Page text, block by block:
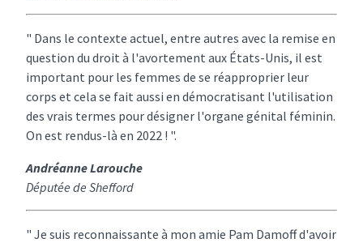
" Dans le contexte actuel, entre autres avec la remise en
question du droit à l'avortement aux États-Unis, il est
important pour les femmes de se réapproprier leur
corps et cela se fait aussi en démocratisant l'utilisation
des vrais termes pour désigner l'organe génital féminin.
On est rendus-là en 2022 ! ".
Andréanne Larouche
Députée de Shefford
" Je suis reconnaissante à mon amie Pam Damoff d'avoir